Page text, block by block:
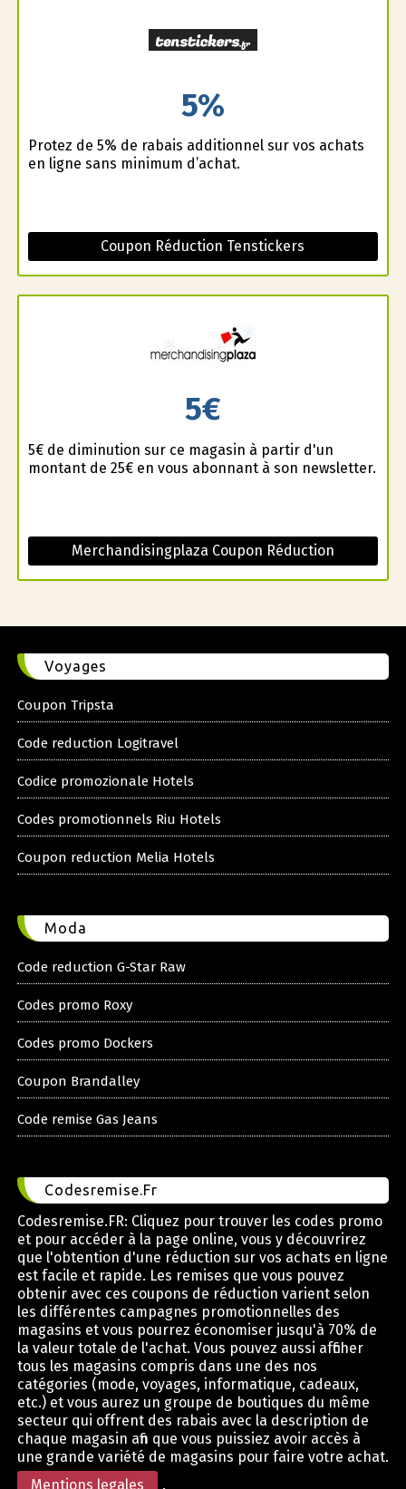
5%
Profitez de 5% de rabais additionnel sur vos achats
en ligne sans minimum d’achat.
Coupon Réduction Tenstickers
5€
5€ de diminution sur ce magasin à partir d'un
montant de 25€ en vous abonnant à son newsletter.
Merchandisingplaza Coupon Réduction
Voyages
Coupon Tripsta
Code reduction Logitravel
Codice promozionale Hotels
Codes promotionnels Riu Hotels
Coupon reduction Melia Hotels
Moda
Code reduction G-Star Raw
Codes promo Roxy
Codes promo Dockers
Coupon Brandalley
Code remise Gas Jeans
Codesremise.Fr
Codesremise.FR: Cliquez pour trouver les codes promo
et pour accéder à la page online, vous y découvrirez
que l'obtention d'une réduction sur vos achats en ligne
est facile et rapide. Les remises que vous pouvez
obtenir avec ces coupons de réduction varient selon
les différentes campagnes promotionnelles des
magasins et vous pourrez économiser jusqu'à 70% de
la valeur totale de l'achat. Vous pouvez aussi afficher
tous les magasins compris dans une des nos
catégories (mode, voyages, informatique, cadeaux,
etc.) et vous aurez un groupe de boutiques du même
secteur qui offrent des rabais avec la description de
chaque magasin afin que vous puissiez avoir accès à
une grande variété de magasins pour faire votre achat.
Mentions legales
.